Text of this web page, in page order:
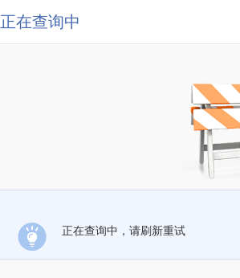
正在查询中
正在查询中，请刷新重试